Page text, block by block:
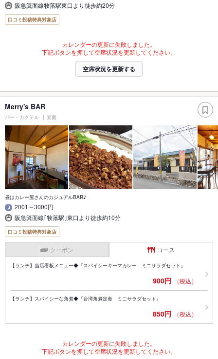
阪急箕面線牧落駅東口より徒歩約20分
口コミ投稿特典対象店
カレンダーの更新に失敗しました。
下記ボタンを押して空席状況を更新してください。
空席状況を更新する
Merry's BAR
バー・カクテル 箕面
昼はカレー屋さんのカジュアルBAR♪
2001～3000円
阪急箕面線｢牧落駅｣東口より徒歩約10分
口コミ投稿特典対象店
クーポン コース
【ランチ】当店看板メニュー◆『スパイシーキーマカレー ミニサラダセット』
900円 （税込）
【ランチ】スパイシーな角煮◆『台湾角煮定食 ミニサラダセット』
850円 （税込）
カレンダーの更新に失敗しました。
下記ボタンを押して空席状況を更新してください。